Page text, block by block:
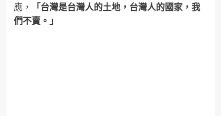
應，
「台灣是台灣人的土地，台灣人的國家，我
們不賣。」